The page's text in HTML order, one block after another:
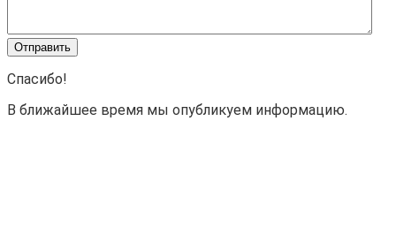
Спасибо!
В ближайшее время мы опубликуем информацию.